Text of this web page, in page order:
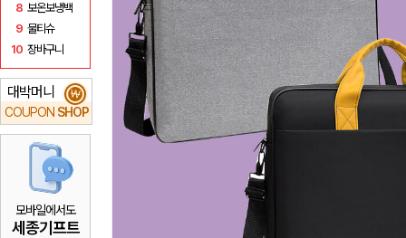
8 보온보냉백
9 물티슈
10 장바구니
대박머니
COUPON SHOP
₩
모바일에서도
세종기프트